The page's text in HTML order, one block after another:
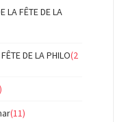
LA FÊTE DE LA
DE LA PHILO(2
(11)